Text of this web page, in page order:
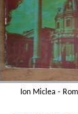
Ion Miclea -